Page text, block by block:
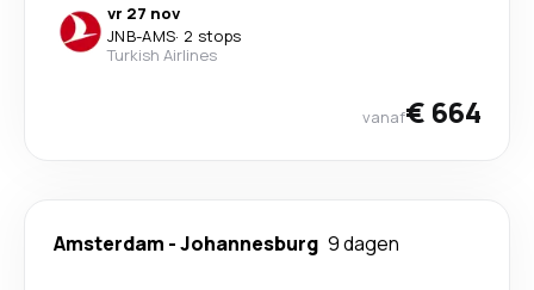
vr 27 nov
JNB-AMS· 2 stops
Turkish Airlines
vanaf€ 664
Amsterdam -Johannesburg 9 dagen